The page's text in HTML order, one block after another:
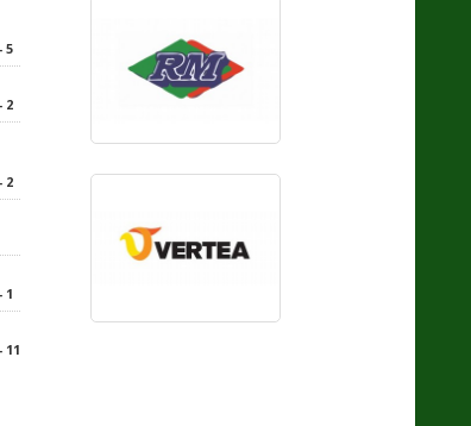
5
2
2
1
11